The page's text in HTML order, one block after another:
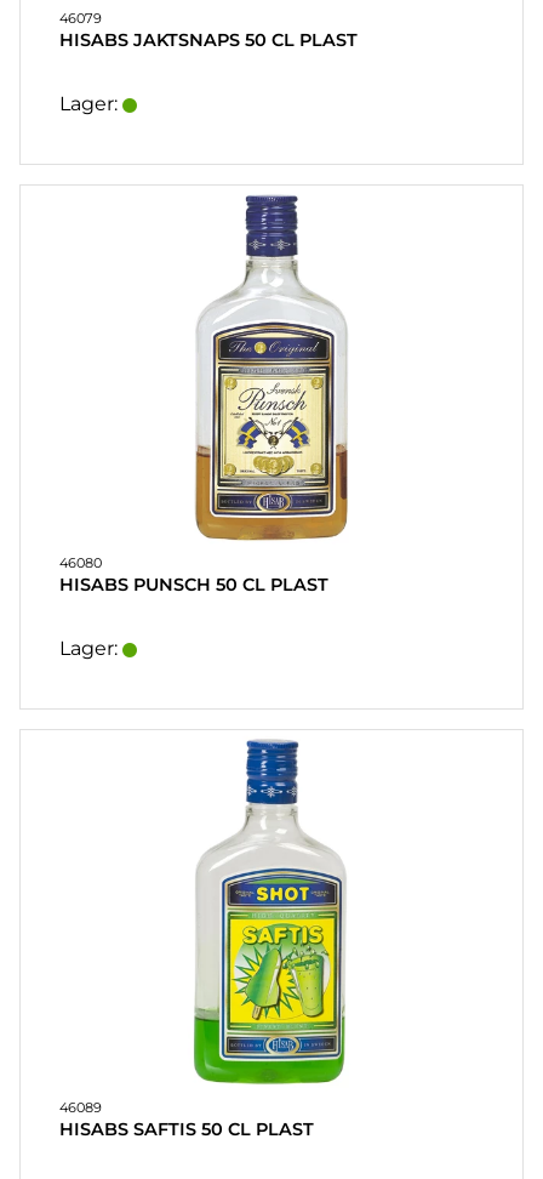
46079
HISABS JAKTSNAPS 50 CL PLAST
Lager:
46080
HISABS PUNSCH 50 CL PLAST
Lager:
46089
HISABS SAFTIS 50 CL PLAST